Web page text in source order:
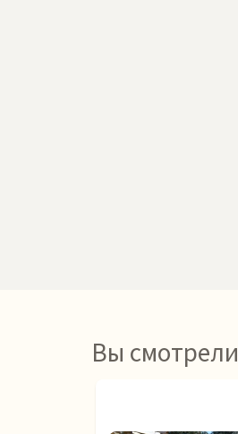
Вы смотрели